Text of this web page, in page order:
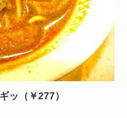
ッ（￥277）